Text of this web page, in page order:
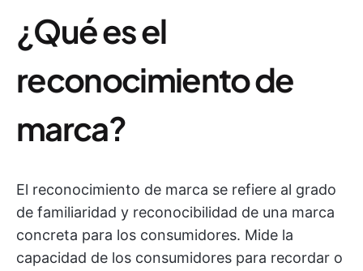
¿Qué es el
reconocimiento de
marca?
El reconocimiento de marca se refiere al grado
de familiaridad y reconocibilidad de una marca
concreta para los consumidores. Mide la
capacidad de los consumidores para recordar o